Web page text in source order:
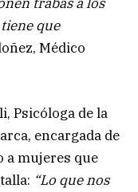
que
Médico
Psicóloga de la
encargada de
a mujeres que
“Lo que nos